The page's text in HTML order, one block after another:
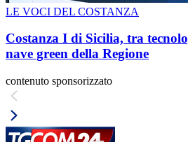
LE VOCI DEL COSTANZA
Costanza I di Sicilia, tra
nave green della Regione
contenuto sponsorizzato